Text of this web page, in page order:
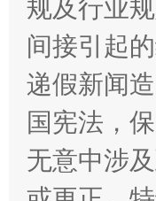
千年窑火
规及行业
间接引起
递假新闻
国宪法，
无意中涉